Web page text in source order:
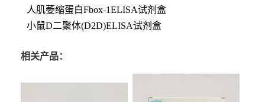
人肌萎缩蛋白Fbox-1ELISA试剂盒
小鼠D二聚体(D2D)ELISA试剂盒
相关产品：